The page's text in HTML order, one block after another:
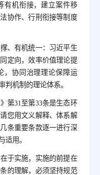
有机衔接，建立案件移
协作、行刑衔接等制度
、有机统一：习近平生
定向，效率价值理论提
，协同治理理论保障运
判机制的理论体系。
第31至第33条是生态环
您用文义解释、体系解
条重要条款逐一进行深
适用。
于实施，实施的前提在
的理解，必须坚持规范